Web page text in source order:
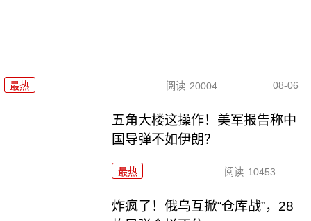
最热 阅读 20004 08-06
五角大楼这操作！美军报告称中
国导弹不如伊朗？
最热 阅读 10453
炸疯了！俄乌互掀“仓库战”，28